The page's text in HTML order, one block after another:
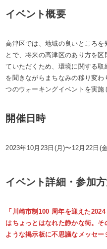
イベント概要
高津区では、地域の良いところ
とで、将来の高津区のあり方を
ていただくため、環境に関する
を聞きながらまちなみの移り変
つのウォーキングイベントを実施
開催日時
2023年10月23日(月)〜12月22日(
イベント詳細・参加
「川崎市制100 周年を迎えた
はちょっとはなれた静かな街。
ような掲⽰板に不思議なメッセ